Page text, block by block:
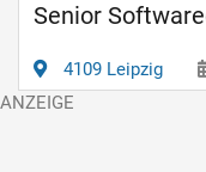
Senior
4109 Leipzig